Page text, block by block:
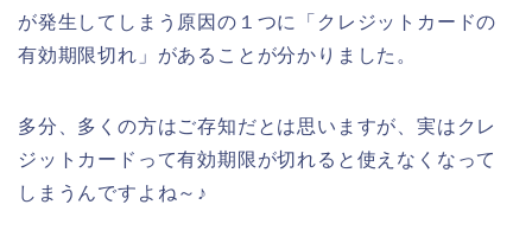
が発生してしまう原因の１つに「クレジットカードの
有効期限切れ」があることが分かりました。
多分、多くの方はご存知だとは思いますが、実はクレ
ジットカードって有効期限が切れると使えなくなって
しまうんですよね～♪